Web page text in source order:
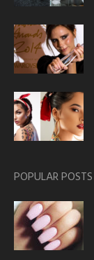
POPULAR POSTS